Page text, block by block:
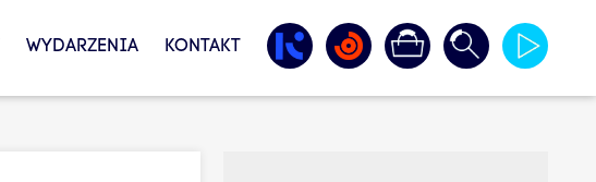
WYDARZENIA KONTAKT